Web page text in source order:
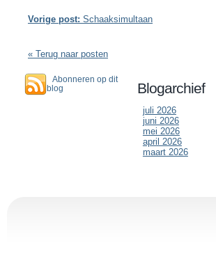
Vorige post: Schaaksimultaan
« Terug naar posten
Abonneren op dit
blog
Blogarchief
juli 2026
juni 2026
mei 2026
april 2026
maart 2026